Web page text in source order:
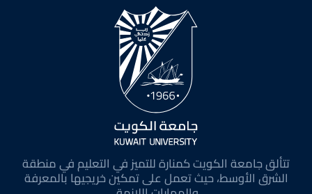
تتألق جامعة الكويت كمنارة للتميز في التعليم في منطقة
الشرق الأوسط، حيث تعمل على تمكين خريجيها بالمعرفة